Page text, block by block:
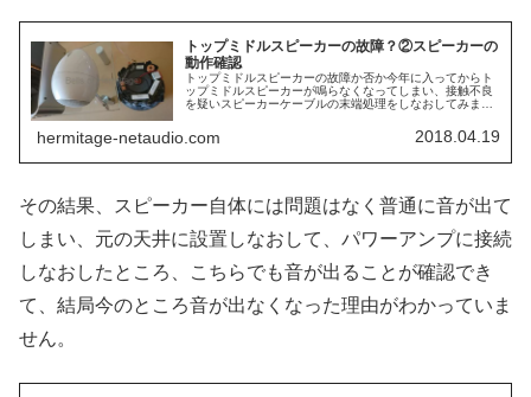
トップミドルスピーカーの故障？②スピーカーの
動作確認
トップミドルスピーカーの故障か否か今年に入ってからト
ップミドルスピーカーが鳴らなくなってしまい、接触不良
を疑いスピーカーケーブルの末端処理をしなおしてみまし
hermitage-netaudio.com 2018.04.19
その結果、スピーカー自体には問題はなく普通に音が出て
しまい、元の天井に設置しなおして、パワーアンプに接続
しなおしたところ、こちらでも音が出ることが確認でき
て、結局今のところ音が出なくなった理由がわかっていま
せん。